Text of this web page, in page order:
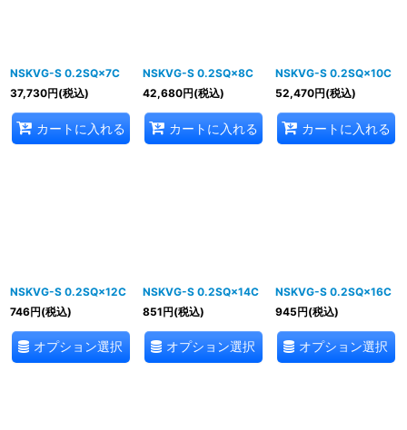
NSKVG-S 0.2SQ×7C
37,730円(税込)
カートに入れる
NSKVG-S 0.2SQ×8C
42,680円(税込)
カートに入れる
NSKVG-S 0.2SQ×10C
52,470円(税込)
カートに入れる
NSKVG-S 0.2SQ×12C
746円(税込)
オプション選択
NSKVG-S 0.2SQ×14C
851円(税込)
オプション選択
NSKVG-S 0.2SQ×16C
945円(税込)
オプション選択